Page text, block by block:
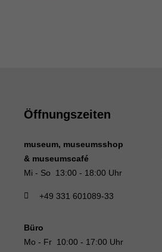
Öffnungszeiten
museum, museumsshop
& museumscafé
Mi - So 13:00 - 18:00 Uhr
+49 331 601089-33
Büro
Mo - Fr 10:00 - 17:00 Uhr